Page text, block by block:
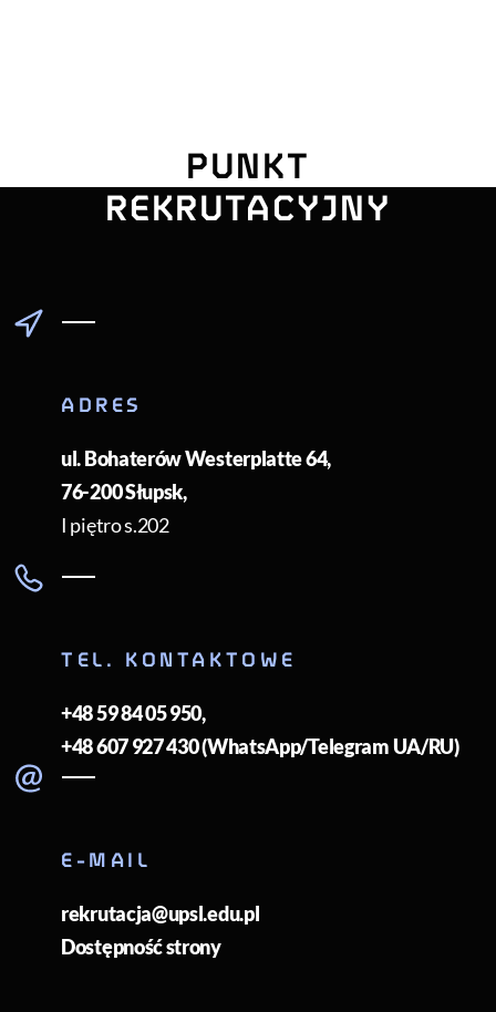
POMORSKI
PUNKT
REKRUTACYJNY
ADRES
ul. Bohaterów Westerplatte 64,
76-200Słupsk,
I piętro s.202
TEL. KONTAKTOWE
+48 59 84 05 950,
+48 607 927 430 (WhatsApp/Telegram UA/RU)
E-MAIL
rekrutacja@upsl.edu.pl
Dostępność strony